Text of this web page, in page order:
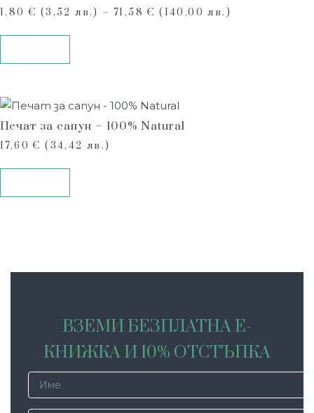
1,80€ (3,52 лв.) – 71,58€ (140,00 лв.)
Печат за сапун – 100% Natural
17,60€ (34,42 лв.)
ВЗЕМИ БЕЗПЛАТНА Е-
КНИЖКА И 10% ОТСТЪПКА